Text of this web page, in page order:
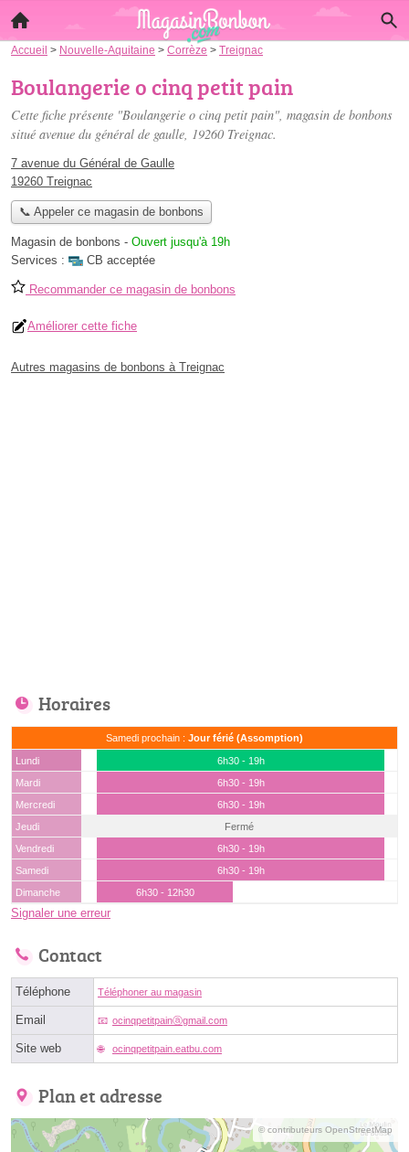
Accueil > Nouvelle-Aquitaine > Corrèze > Treignac
Boulangerie o cinq petit pain
Cette fiche présente "Boulangerie o cinq petit pain", magasin de bonbons
situé avenue du général de gaulle, 19260 Treignac.
7 avenue du Général de Gaulle
19260 Treignac
📞 Appeler ce magasin de bonbons
Magasin de bonbons - Ouvert jusqu'à 19h
Services :
CB acceptée
Recommander ce magasin de bonbons
Améliorer cette fiche
Autres magasins de bonbons à Treignac
Horaires
Samedi prochain : Jour férié (Assomption)
Lundi
6h30 - 19h
Mardi
6h30 - 19h
Mercredi
6h30 - 19h
Jeudi
Fermé
Vendredi
6h30 - 19h
Samedi
6h30 - 19h
Dimanche
6h30 - 12h30
Signaler une erreur
Contact
Téléphone Téléphoner au magasin
Email ocinqpetitpainⓐgmail.com
Site web ocinqpetitpain.eatbu.com
Plan et adresse
© contributeurs OpenStreetMap